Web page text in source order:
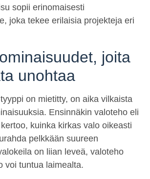
sopii erinomaisesti
joka tekee erilaisia projekteja eri
joita
unohtaa
on mietitty, on aika vilkaista
Ensinnäkin valoteho eli
kuinka kirkas valo oikeasti
pelkkään suureen
on liian leveä, valoteho
voi tuntua laimealta.